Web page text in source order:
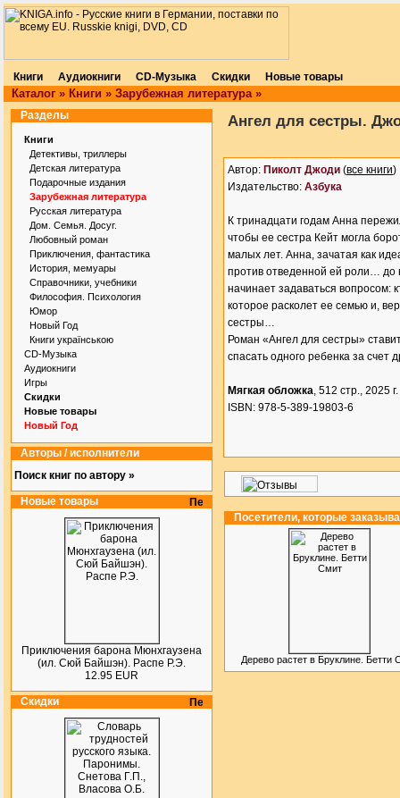
Книги Аудиокниги CD-Музыка Скидки Новые товары
Каталог » Книги » Зарубежная литература»
Разделы
Книги
Детективы, триллеры
Детская литература
Подарочные издания
Зарубежная литература
Русская литература
Дом. Семья. Досуг.
Любовный роман
Приключения, фантастика
История, мемуары
Справочники, учебники
Философия. Психология
Юмор
Новый Год
Книги українською
CD-Музыка
Аудиокниги
Игры
Скидки
Новые товары
Новый Год
Авторы / исполнители
Поиск книг по автору »
Новые товары
Приключения барона Мюнхгаузена
(ил. Сюй Байшэн). Распе Р.Э.
12.95 EUR
Скидки
Ангел для сестры.
Автор: Пиколт Джоди (все книги)
Издательство: Азбука
К тринадцати годам Анна
чтобы ее сестра Кейт могла
малых лет. Анна, зачатая как
против отведенной ей роли… до
начинает задаваться
которое расколет ее семью и,
сестры…
Роман «Ангел для сестры»
спасать одного ребенка за счет
Мягкая обложка, 512 стр., 2025 г.
ISBN: 978-5-389-19803-6
Посетители, которые
Дерево растет в Бруклине. Бетти